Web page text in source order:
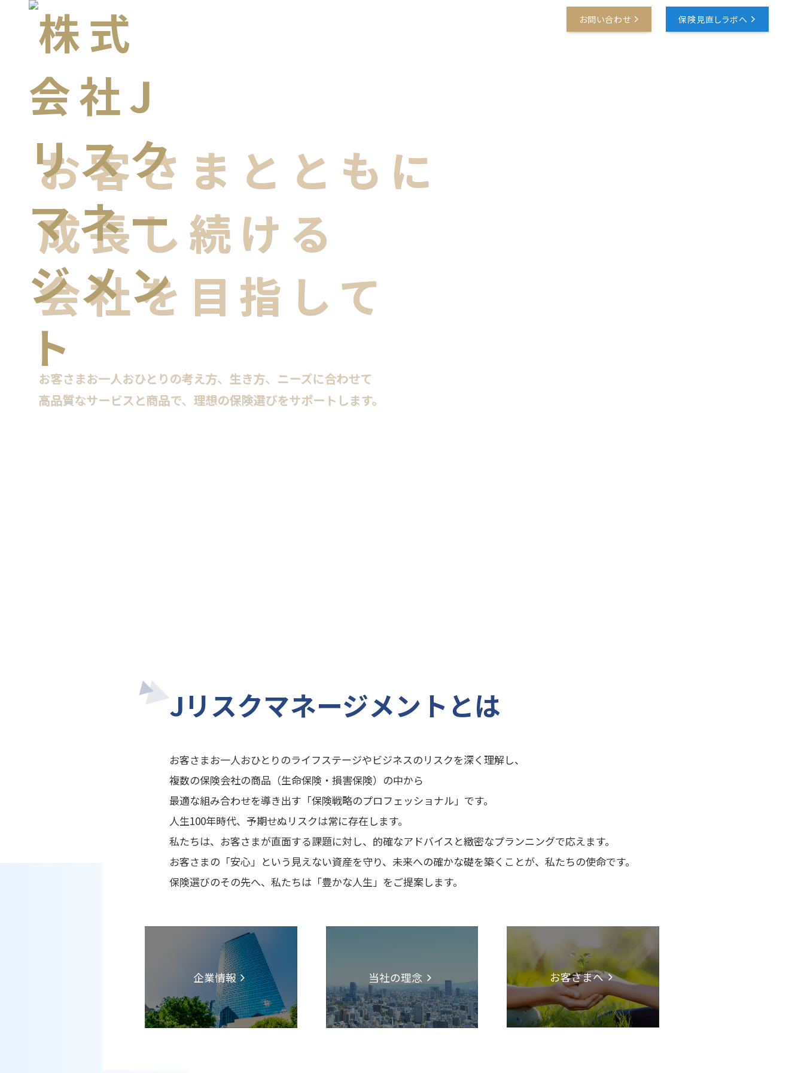
お問い合わせ 保険見直しラボへ
お客さまとともに
成長し続ける
会社を目指して
お客さまお一人おひとりの考え方、 生き方、ニーズに合わせて
高品質なサービスと商品で、 理想の保険選びをサポートします。
Jリスクマネージメントとは
お客さまお一人おひとりのライフステージやビジネスのリスクを深く理解し、
複数の保険会社の商品（生命保険・損害保険）の中から
最適な組み合わせを導き出す「保険戦略のプロフェッショナル」です。
人生100年時代、予期せぬリスクは常に存在します。
私たちは、お客さまが直面する課題に対し、的確なアドバイスと緻密なプランニングで応えます。
お客さまの「安心」という見えない資産を守り、未来への確かな礎を築くことが、私たちの使命です。
保険選びのその先へ、私たちは「豊かな人生」をご提案します。
企業情報 当社の理念 お客さまへ